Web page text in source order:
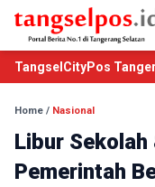
TangselCityPos
Home / Nasional
Libur
Pemerintah